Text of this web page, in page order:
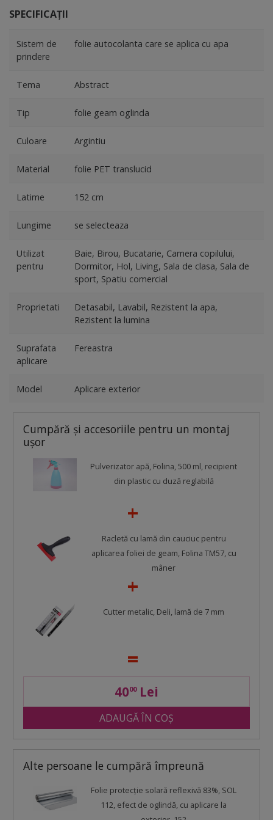
SPECIFICAȚII
Sistem de
prindere
folie autocolanta care se aplica cu apa
Tema Abstract
Tip folie geam oglinda
Culoare Argintiu
Material folie PET translucid
Latime 152 cm
Lungime se selecteaza
Utilizat
pentru
Baie, Birou, Bucatarie, Camera copilului,
Dormitor, Hol, Living, Sala de clasa, Sala de
sport, Spatiu comercial
Proprietati
Detasabil, Lavabil, Rezistent la apa,
Rezistent la lumina
Suprafata
aplicare
Fereastra
Model Aplicare exterior
Cumpără şi accesoriile pentru un montaj
uşor
Pulverizator apă, Folina, 500 ml, recipient
din plastic cu duză reglabilă
Racletă cu lamă din cauciuc pentru
aplicarea foliei de geam, Folina TM57, cu
mâner
Cutter metalic, Deli, lamă de 7 mm
4000Lei
ADAUGĂ ÎN COȘ
Alte persoane le cumpără împreună
Folie protecție solară reflexivă 83%, SOL
112, efect de oglindă, cu aplicare la